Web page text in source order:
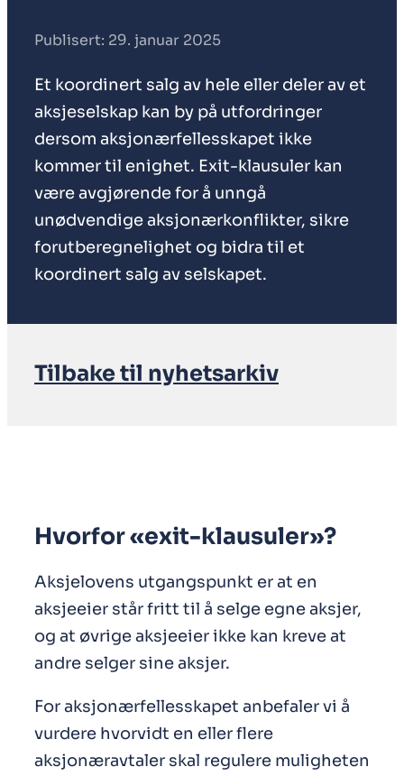
Publisert: 29. januar 2025
Et koordinert salg av hele eller deler av et
aksjeselskap kan by på utfordringer
dersom aksjonærfellesskapet ikke
kommer til enighet. Exit-klausuler kan
være avgjørende for å unngå
unødvendige aksjonærkonflikter, sikre
forutberegnelighet og bidra til et
koordinert salg av selskapet.
Tilbake til nyhetsarkiv
Hvorfor «exit-klausuler»?
Aksjelovens utgangspunkt er at en
aksjeeier står fritt til å selge egne aksjer,
og at øvrige aksjeeier ikke kan kreve at
andre selger sine aksjer.
For aksjonærfellesskapet anbefaler vi å
vurdere hvorvidt en eller flere
aksjonæravtaler skal regulere muligheten